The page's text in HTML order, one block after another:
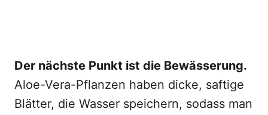
Der nächste Punkt ist die Bewässerung.
Aloe-Vera-Pflanzen haben dicke, saftige
Blätter, die Wasser speichern, sodass man